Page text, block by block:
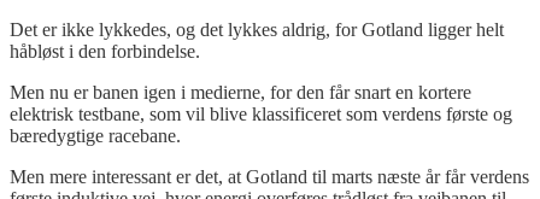
Det er ikke lykkedes, og det lykkes aldrig, for Gotland ligger helt
håbløst i den forbindelse.
Men nu er banen igen i medierne, for den får snart en kortere
elektrisk testbane, som vil blive klassificeret som verdens første og
bæredygtige racebane.
Men mere interessant er det, at Gotland til marts næste år får verdens